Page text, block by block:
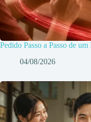
Pedido Passo a Passo de
04/08/2026